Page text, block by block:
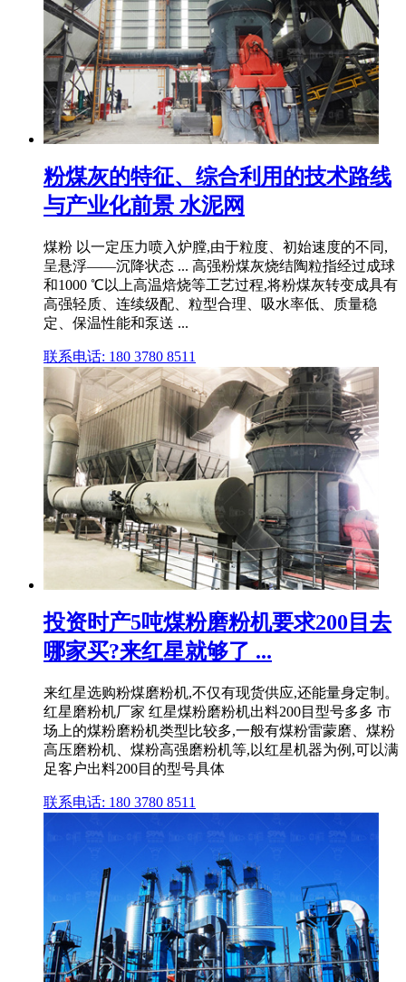
粉煤灰的特征、综合利用的技术路线
与产业化前景 水泥网
煤粉 以一定压力喷入炉膛,由于粒度、初始速度的不同,
呈悬浮——沉降状态 ... 高强粉煤灰烧结陶粒指经过成球
和1000 ℃以上高温焙烧等工艺过程,将粉煤灰转变成具有
高强轻质、连续级配、粒型合理、吸水率低、质量稳
定、保温性能和泵送 ...
联系电话: 180 3780 8511
投资时产5吨煤粉磨粉机要求200目去
哪家买?来红星就够了 ...
来红星选购粉煤磨粉机,不仅有现货供应,还能量身定制。
红星磨粉机厂家 红星煤粉磨粉机出料200目型号多多 市
场上的煤粉磨粉机类型比较多,一般有煤粉雷蒙磨、煤粉
高压磨粉机、煤粉高强磨粉机等,以红星机器为例,可以满
足客户出料200目的型号具体
联系电话: 180 3780 8511